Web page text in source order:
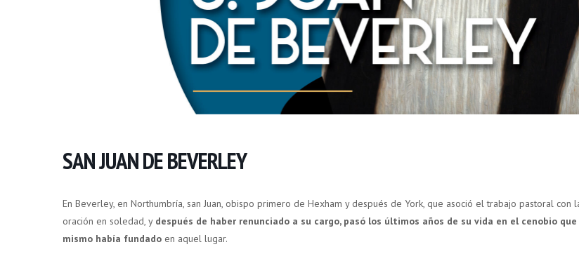
SAN JUAN DE BEVERLEY
En Beverley, en Northumbría, san Juan, obispo primero de Hexham y después de York, que asoció el trabajo pastoral con
oración en soledad, y después de haber renunciado a su cargo, pasó los últimos años de su vida en el cenobio
mismo había fundado en aquel lugar.